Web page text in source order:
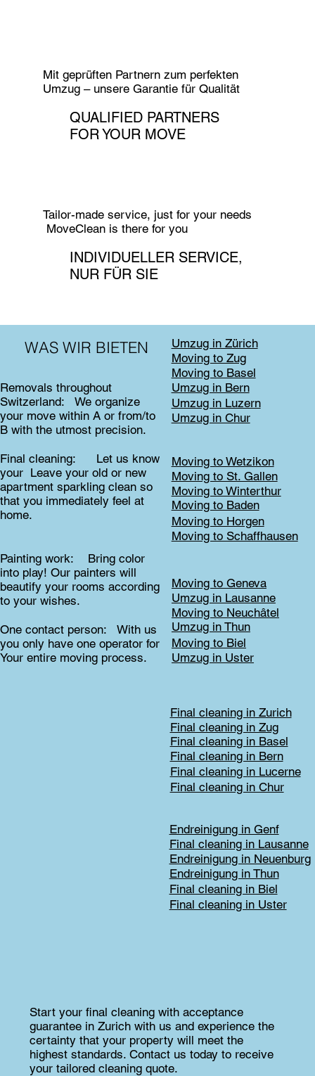
Mit geprüften Partnern zum perfekten
Umzug – unsere Garantie für Qualität
QUALIFIED PARTNERS
FOR YOUR MOVE
Tailor-made service, just for your needs
MoveClean is there for you
INDIVIDUELLER SERVICE,
NUR FÜR SIE
WAS WIR BIETEN
Removals throughout
Switzerland: We organize
your move within A or from/to
B with the utmost precision.
Final cleaning: Let us know
your Leave your old or new
apartment sparkling clean so
that you immediately feel at
home.
Painting work: Bring color
into play! Our painters will
beautify your rooms according
to your wishes.
One contact person: With us
you only have one operator for
Your entire moving process.
Final cleaning in Zurich
Final cleaning in Zug
Final cleaning in Basel
Final cleaning in Bern
Final cleaning in Lucerne
Final cleaning in Chur
Endreinigung in Genf
Final cleaning in Lausanne
Endreinigung in Neuenburg
Endreinigung in Thun
Final cleaning in Biel
Final cleaning in Uster
Umzug in Zürich
Moving to Zug
Moving to Basel
Umzug in Bern
Umzug in Luzern
Umzug in Chur
Moving to Geneva
Umzug in Lausanne
Moving to Neuchâtel
Umzug in Thun
Moving to Biel
Umzug in Uster
Moving to Wetzikon
Moving to St. Gallen
Moving to Winterthur
Moving to Baden
Moving to Horgen
Moving to Schaffhausen
Start your final cleaning with acceptance
guarantee in Zurich with us and experience the
certainty that your property will meet the
highest standards. Contact us today to receive
your tailored cleaning quote.